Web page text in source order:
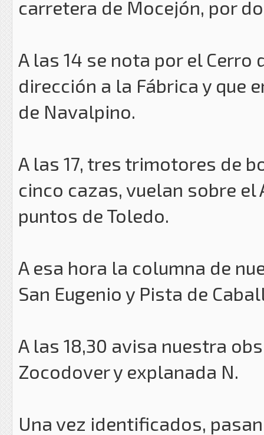
carretera de Mocejón, por
A las 14 se nota por el
dirección a la Fábrica y que
de Navalpino.
A las 17, tres trimotores de
cinco cazas, vuelan sobre
puntos de Toledo.
A esa hora la columna de
San Eugenio y Pista de
A las 18,30 avisa nuestra
Zocodover y explanada N.
Una vez identificados,